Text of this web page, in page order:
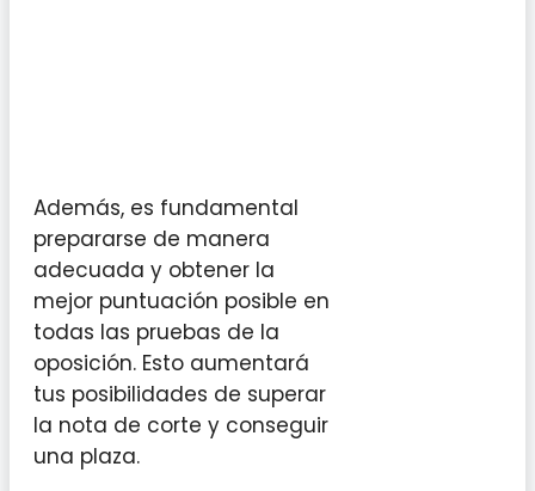
Además, es fundamental
prepararse de manera
adecuada y obtener la
mejor puntuación posible en
todas las pruebas de la
oposición. Esto aumentará
tus posibilidades de superar
la nota de corte y conseguir
una plaza.